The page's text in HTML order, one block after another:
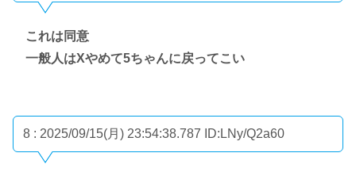
これは同意
一般人はXやめて5ちゃんに戻ってこい
8 : 2025/09/15(月) 23:54:38.787 ID:LNy/Q2a60